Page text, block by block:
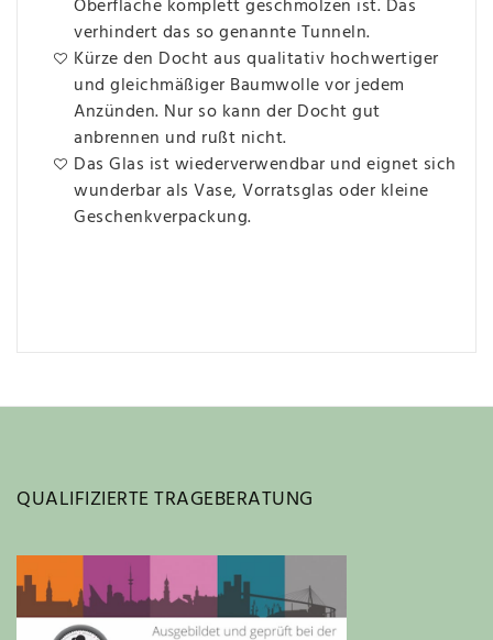
Oberfläche komplett geschmolzen ist. Das
verhindert das so genannte Tunneln.
Kürze den Docht aus qualitativ hochwertiger
und gleichmäßiger Baumwolle vor jedem
Anzünden. Nur so kann der Docht gut
anbrennen und rußt nicht.
Das Glas ist wiederverwendbar und eignet sich
wunderbar als Vase, Vorratsglas oder kleine
Geschenkverpackung.
QUALIFIZIERTE TRAGEBERATUNG